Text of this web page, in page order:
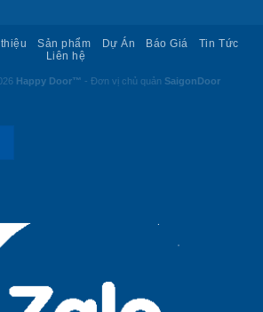
Sản phẩm Dự Án Báo Giá
Tin Tức
Liên hệ
Happy Door™ - Đơn vị chủ quản SaigonDoor